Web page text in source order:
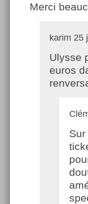
Merci
karim 25
Ulysse
euros